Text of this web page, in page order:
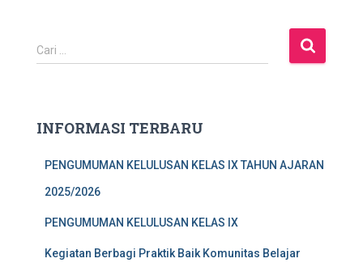
C
a
n
Cari …
INFORMASI TERBARU
PENGUMUMAN KELULUSAN KELAS IX TAHUN AJARAN
2025/2026
PENGUMUMAN KELULUSAN KELAS IX
Kegiatan Berbagi Praktik Baik Komunitas Belajar